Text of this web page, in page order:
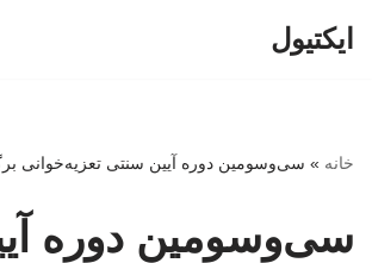
ایکتیول
خانه » سی‌وسومین دوره آیین سنتی تعزیه‌خوانی
سی‌وسومین دوره